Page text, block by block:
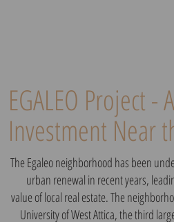
The Egaleo neighborhood has been
urban renewal in recent years,
value of local real estate. The
University of West Attica, the third
EGALEO Project -
Investment Near